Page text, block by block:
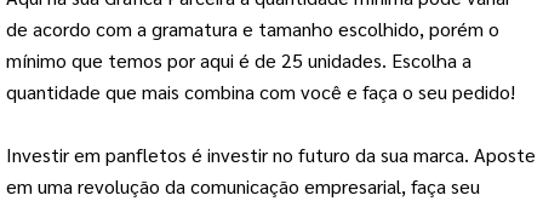
de acordo com a gramatura e tamanho escolhido, porém o
mínimo que temos por aqui é de 25 unidades. Escolha a
quantidade que mais combina com você e faça o seu pedido!
Investir em panfletos é investir no futuro da sua marca. Aposte
em uma revolução da comunicação empresarial, faça seu